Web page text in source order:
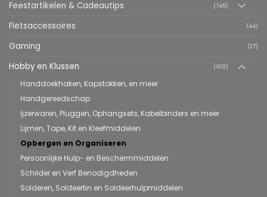
Feestartikelen & Cadeautips (745)
Fietsaccessoires (44)
Gaming (27)
Hobby en Klussen (919)
Handdoekhaken, Kapstokken, en meer
Handgereedschap
Ijzerwaren, Pluggen, Ophangsets, Kabelbinders en meer
Lijmen, Tape, Kit en Kleefmiddelen
Opbergen en Organiseren
Persoonlijke Hulp- en Beschermmiddelen
Schilder en Verf Benodigdheden
Solderen, Soldeertin en Soldeerhulpmiddelen